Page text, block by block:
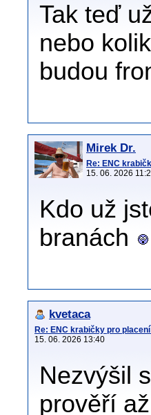
Tak teď
nebo
budou
Mirek Dr.
Re: ENC
15. 06. 2026
Kdo už
branách
kvetaca
Re: ENC krabičky pro
15. 06. 2026 13:40
Nezvýšil
prověří